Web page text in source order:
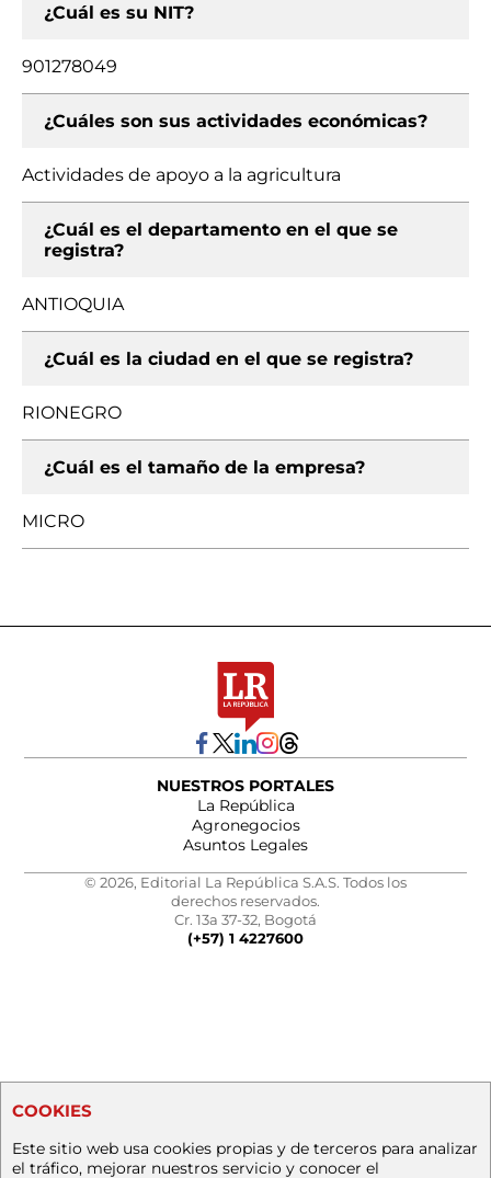
¿Cuál es su NIT?
901278049
¿Cuáles son sus actividades económicas?
Actividades de apoyo a la agricultura
¿Cuál es el departamento en el que se
registra?
ANTIOQUIA
¿Cuál es la ciudad en el que se registra?
RIONEGRO
¿Cuál es el tamaño de la empresa?
MICRO
NUESTROS PORTALES
La República
Agronegocios
Asuntos Legales
© 2026, Editorial La República S.A.S. Todos los
derechos reservados.
Cr. 13a 37-32, Bogotá
(+57) 1 4227600
COOKIES
Este sitio web usa cookies propias y de terceros para analizar
el tráfico, mejorar nuestros servicio y conocer el